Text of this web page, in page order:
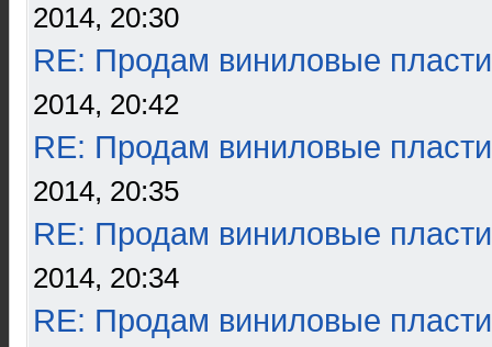
2014, 20:30
RE: Продам виниловые
2014, 20:42
RE: Продам виниловые
2014, 20:35
RE: Продам виниловые
2014, 20:34
RE: Продам виниловые